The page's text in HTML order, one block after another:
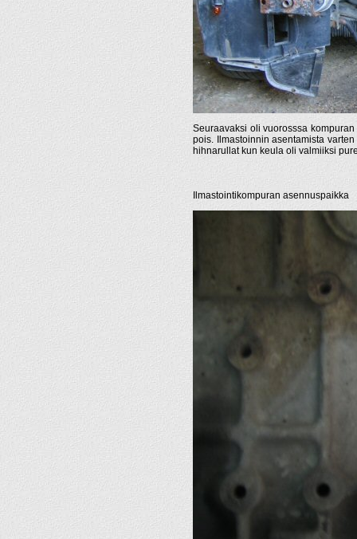
Seuraavaksi oli vuorosssa
pois. Ilmastoinnin asentamista
hihnarullat kun keula oli valmiiksi
Ilmastointikompuran asennuspaikka